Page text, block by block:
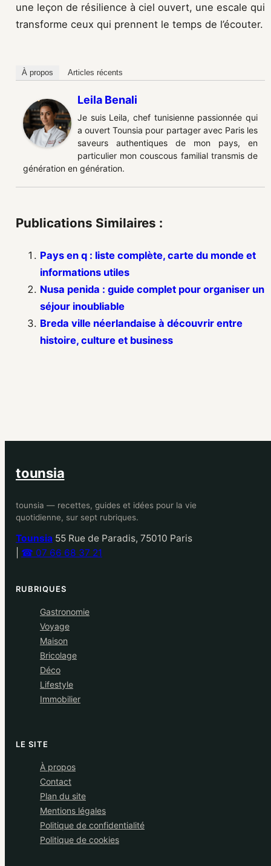
une leçon de résilience à ciel ouvert, une escale qui
transforme ceux qui prennent le temps de l’écouter.
À propos Articles récents
Leila Benali
Je suis Leila, chef tunisienne passionnée qui
a ouvert Tounsia pour partager avec Paris les
saveurs authentiques de mon pays, en
particulier mon couscous familial transmis de
génération en génération.
Publications Similaires :
Pays en q : liste complète, carte du monde et
informations utiles
Nusa penida : guide complet pour organiser un
séjour inoubliable
Breda ville néerlandaise à découvrir entre
histoire, culture et business
tounsia
tounsia — recettes, guides et idées pour la vie
quotidienne, sur sept rubriques.
Tounsia 55 Rue de Paradis, 75010 Paris
☎ 07 66 68 37 21
RUBRIQUES
Gastronomie
Voyage
Maison
Bricolage
Déco
Lifestyle
Immobilier
LE SITE
À propos
Contact
Plan du site
Mentions légales
Politique de confidentialité
Politique de cookies